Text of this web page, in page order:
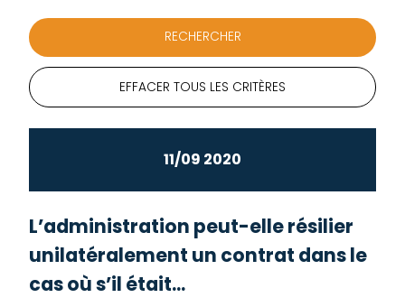
EFFACER TOUS LES CRITÈRES
11/09 2020
L’administration peut-elle résilier
unilatéralement un contrat dans le
cas où s’il était...